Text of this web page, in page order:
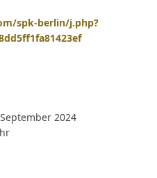
2024
spk-berlin/j.php?